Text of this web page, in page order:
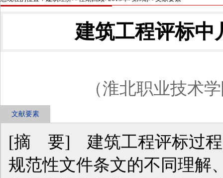
建筑工程评标中
（淮北职业技术
文献要素
[摘 要] 建筑工程评标过程
规范性文件条文的不同理解